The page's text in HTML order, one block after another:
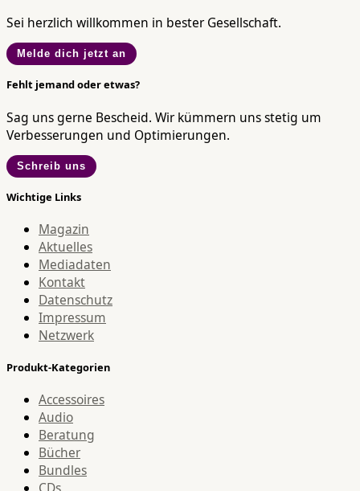
Sei herzlich willkommen in bester Gesellschaft.
Melde dich jetzt an
Fehlt jemand oder etwas?
Sag uns gerne Bescheid. Wir kümmern uns stetig um
Verbesserungen und Optimierungen.
Schreib uns
Wichtige Links
Magazin
Aktuelles
Mediadaten
Kontakt
Datenschutz
Impressum
Netzwerk
Produkt-Kategorien
Accessoires
Audio
Beratung
Bücher
Bundles